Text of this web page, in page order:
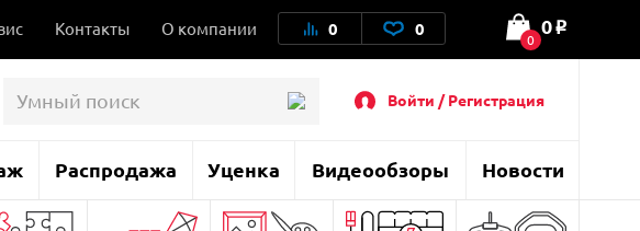
Контакты О компании 0 0 0
0 o
Войти / Регистрация
Распродажа Уценка Видеообзоры Новости